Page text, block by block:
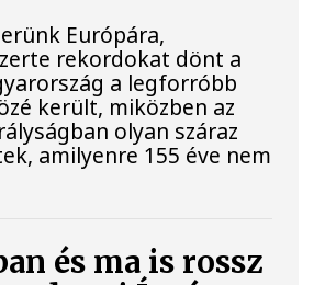
Európára,
rekordokat dönt a
a legforróbb
került, miközben az
olyan száraz
amilyenre 155 éve nem
és ma is rossz